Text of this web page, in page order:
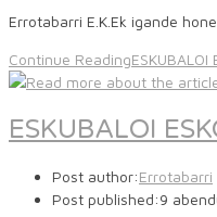
Errotabarri E.K.Ek igande
Continue ReadingESKUBALOI
ESKUBALOI
Post author:Errotabarri
Post published:9